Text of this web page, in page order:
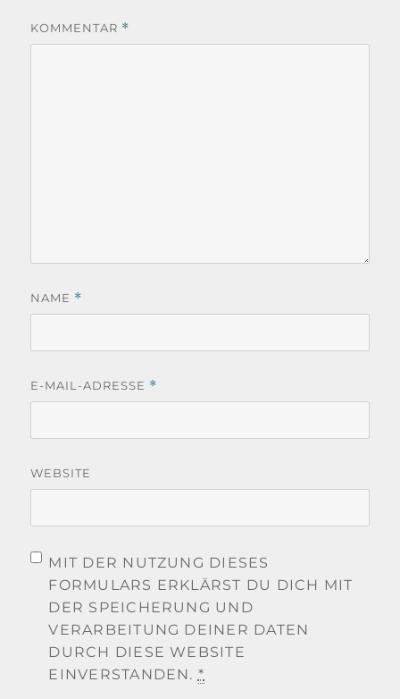
KOMMENTAR *
NAME *
E-MAIL-ADRESSE *
WEBSITE
MIT DER NUTZUNG DIESES
FORMULARS ERKLÄRST DU DICH MIT
DER SPEICHERUNG UND
VERARBEITUNG DEINER DATEN
DURCH DIESE WEBSITE
EINVERSTANDEN. *